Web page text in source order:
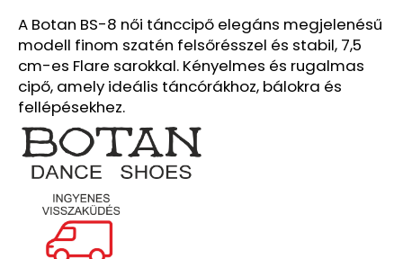
A Botan BS-8 női tánccipő elegáns megjelenésű
modell finom szatén felsőrésszel és stabil, 7,5
cm-es Flare sarokkal. Kényelmes és rugalmas
cipő, amely ideális táncórákhoz, bálokra és
fellépésekhez.